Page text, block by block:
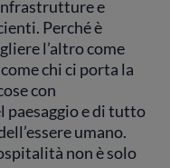
e
Perché è
l’altro come
chi ci porta la
con
paesaggio e di tutto
umano.
non è solo